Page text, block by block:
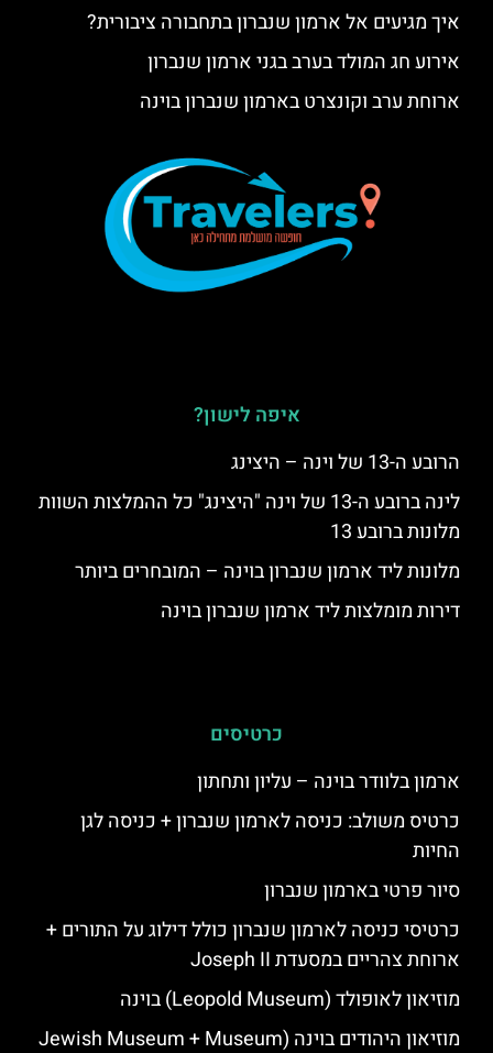
איך מגיעים אל ארמון שנברון בתחבורה ציבורית?
אירוע חג המולד בערב בגני ארמון שנברון
ארוחת ערב וקונצרט בארמון שנברון בוינה
איפה לישון?
הרובע ה-13 של וינה – היצינג
לינה ברובע ה-13 של וינה "היצינג" כל ההמלצות השוות
מלונות ברובע 13
מלונות ליד ארמון שנברון בוינה – המובחרים ביותר
דירות מומלצות ליד ארמון שנברון בוינה
כרטיסים
ארמון בלוודר בוינה – עליון ותחתון
כרטיס משולב: כניסה לארמון שנברון + כניסה לגן
החיות
סיור פרטי בארמון שנברון
כרטיסי כניסה לארמון שנברון כולל דילוג על התורים +
ארוחת צהריים במסעדת Joseph II
מוזיאון לאופולד (Leopold Museum) בוינה
מוזיאון היהודים בוינה (Jewish Museum + Museum